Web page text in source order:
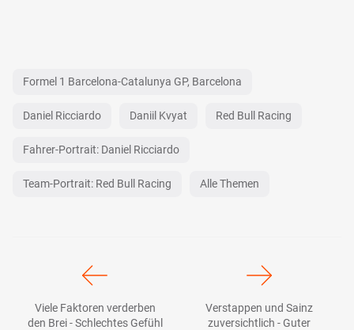
Formel 1 Barcelona-Catalunya GP, Barcelona
Daniel Ricciardo Daniil Kvyat Red Bull Racing
Fahrer-Portrait: Daniel Ricciardo
Team-Portrait: Red Bull Racing Alle Themen
Viele Faktoren verderben
den Brei - Schlechtes Gefühl
Verstappen und Sainz
zuversichtlich - Guter